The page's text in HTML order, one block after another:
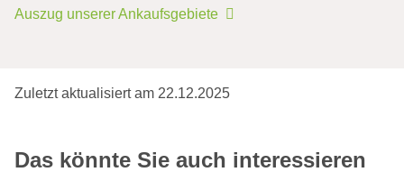
Auszug unserer Ankaufsgebiete
Zuletzt aktualisiert am 22.12.2025
Das könnte Sie auch interessieren
Unfallwagen mit Totalschaden
übersehenes Verkehrszeichen. Die Gründe für
finalen Autowert berechnen nur wenige Anbieter